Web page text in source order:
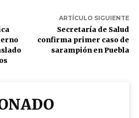
ARTÍCULO SIGUIENTE
Secretaría de Salud
confirma primer caso de
sarampión en Puebla